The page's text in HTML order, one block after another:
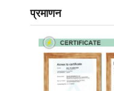
लिथियम आयन बैटरी पैक
ली पॉलीमर बैटरी पैक
प्रमाणन